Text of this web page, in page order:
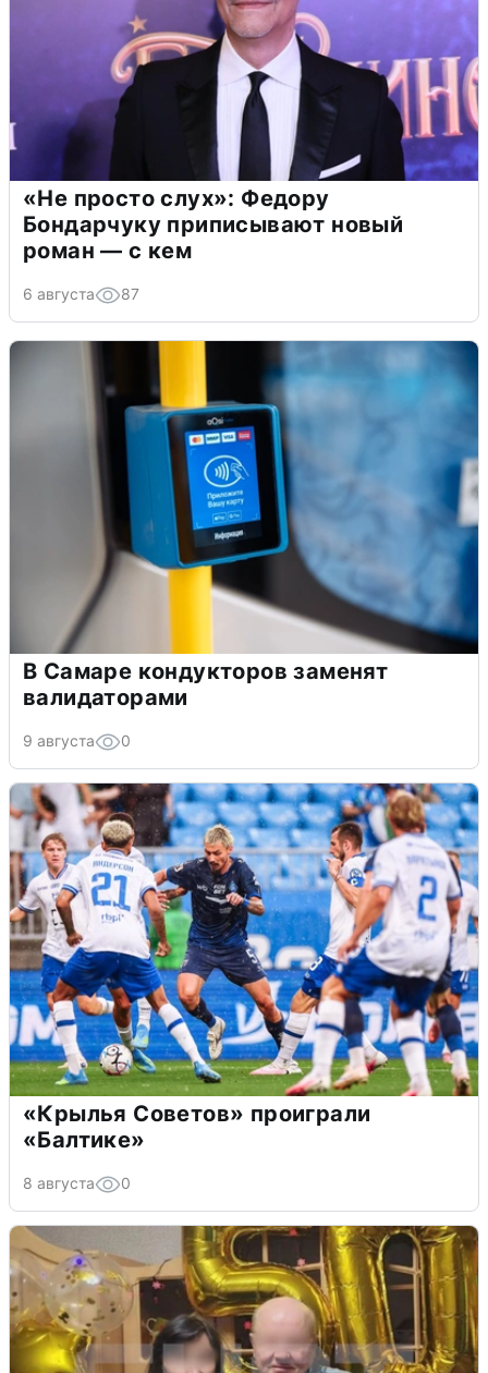
«Не просто слух»: Федору
Бондарчуку приписывают новый
роман — с кем
6 августа 87
В Самаре кондукторов заменят
валидаторами
9 августа 0
«Крылья Советов» проиграли
«Балтике»
8 августа 0